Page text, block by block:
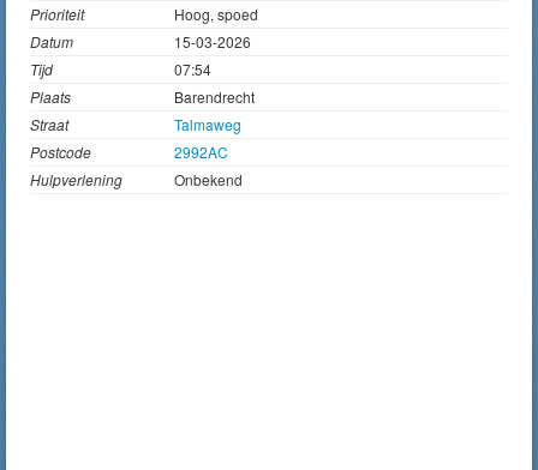
Prioriteit
Hoog, spoed
Datum
15-03-2026
Tijd
07:54
Plaats
Barendrecht
Straat
Talmaweg
Postcode
2992AC
Hulpverlening
Onbekend